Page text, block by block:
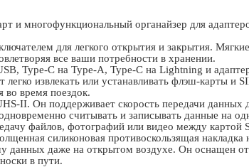
и многофункциональный органайзер для
для легкого открытия и закрытия.
все ваши потребности в хранении.
, Type-C на Type-A, Type-C на Lightning и
извлекать или устанавливать флэш-карты и
во время поездок.
-II. Он поддерживает скорость передачи
считывать и записывать данные на
файлов, фотографий или видео между картой
силиконовая противоскользящая накладка
данных даже на открытом воздухе. Он оснащен
в пути.